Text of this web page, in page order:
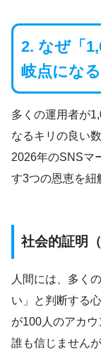
2. なぜ「
岐点にな
多くの運用者が
なるキリの良い
2026年のSNSマ
す3つの恩恵を紐
社会的証明
人間には、多く
い」と判断する
が100人のアカ
誰も信じません